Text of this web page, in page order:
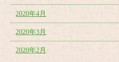
2020年4月
2020年3月
2020年2月